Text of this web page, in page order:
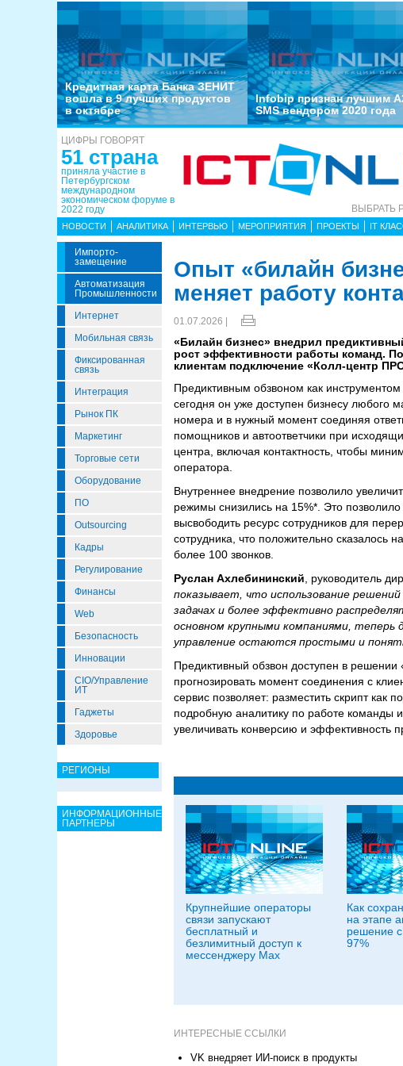
Кредитная карта Банка ЗЕНИТ
вошла в 9 лучших продуктов
в октябре
Infobip признан лучшим
SMS вендором 2020 года
ЦИФРЫ ГОВОРЯТ
51 страна
приняла участие в
Петербургском
международном
экономическом форуме в
2022 году
ВЫБРАТЬ
НОВОСТИ АНАЛИТИКА ИНТЕРВЬЮ МЕРОПРИЯТИЯ ПРОЕКТЫ IT
Импорто­
Замещение
Автоматизация
Промышленности
Интернет
Мобильная связь
Фиксированная
связь
Интеграция
Рынок ПК
Маркетинг
Торговые сети
Оборудование
ПО
Outsourcing
Кадры
Регулирование
Финансы
Web
Безопасность
Инновации
CIO/Управление
ИТ
Гаджеты
Здоровье
РЕГИОНЫ
ИНФОРМАЦИОННЫЕ
ПАРТНЕРЫ
Опыт «билайн
меняет работу
01.07.2026 |
«Билайн бизнес» внедрил
рост эффективности работы команд.
клиентам подключение «Колл-центр
Предиктивным обзвоном как
сегодня он уже доступен бизнесу любого
номера и в нужный момент соединяя
помощников и автоответчики при
центра, включая контактность, чтобы
оператора.
Внутреннее внедрение позволило
режимы снизились на 15%*. Это
высвободить ресурс сотрудников для
сотрудника, что положительно сказалось
более 100 звонков.
Руслан Ахлебининский , руководитель
показывает, что использование
задачах и более эффективно
основном крупными компаниями,
управление остаются простыми и
Предиктивный обзвон доступен в
прогнозировать момент соединения с
сервис позволяет: разместить скрипт как
подробную аналитику по работе команды
увеличивать конверсию и эффективность
Крупнейшие операторы
связи запускают
бесплатный и
безлимитный доступ к
мессенджеру Мах
Как
на этапе
решение
97%
ИНТЕРЕСНЫЕ ССЫЛКИ
VK внедряет ИИ-поиск в продукты